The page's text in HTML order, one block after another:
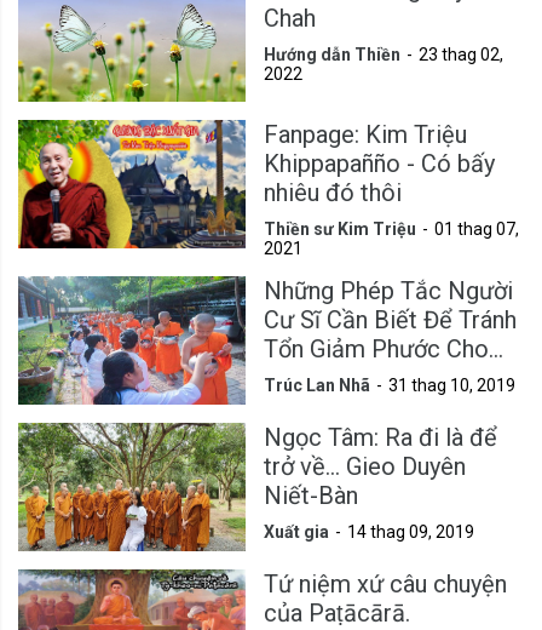
Chah
Hướng dẫn Thiền
23 thag 02,
2022
Fanpage: Kim Triệu
Khippapañño - Có bấy
nhiêu đó thôi
Thiền sư Kim Triệu
01 thag 07,
2021
Những Phép Tắc Người
Cư Sĩ Cần Biết Để Tránh
Tổn Giảm Phước Cho
Mình
Trúc Lan Nhã 31 thag 10, 2019
Ngọc Tâm: Ra đi là để
trở về... Gieo Duyên
Niết-Bàn
Xuất gia 14 thag 09, 2019
Tứ niệm xứ câu chuyện
của Paṭācārā.